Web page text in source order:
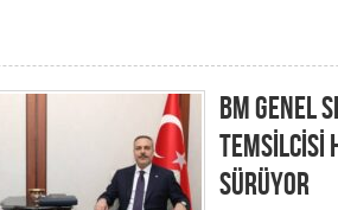
BM GENEL
TEMSİLCİSİ
SÜRÜYOR